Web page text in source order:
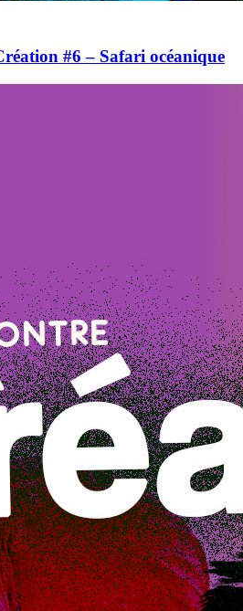
#6 – Safari océanique